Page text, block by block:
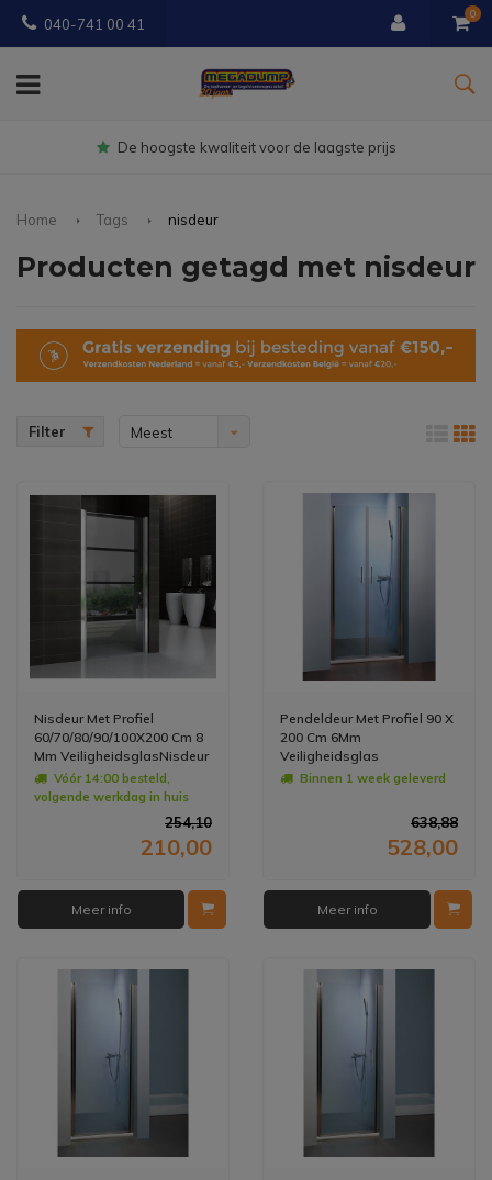
040-741 00 41
0
Gratisbezorgd vanaf € 150
Home Tags nisdeur
Producten getagd met nisdeur
Filter
Meest
Nisdeur Met Profiel
60/70/80/90/100X200 Cm 8
Mm VeiligheidsglasNisdeur
Met Profiel
60/70/80/90/100X202 Cm 8
Vóór 14:00 besteld,
volgende werkdag in huis
254,10
210,00
Meer info
Pendeldeur Met Profiel 90 X
200 Cm 6Mm
Veiligheidsglas
Binnen 1 week geleverd
638,88
528,00
Meer info